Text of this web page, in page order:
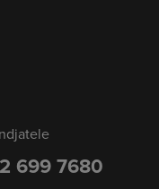
699 7680